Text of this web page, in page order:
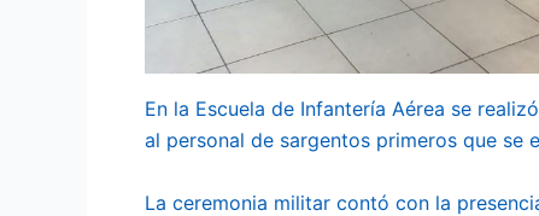
En la Escuela de Infantería Aérea se
al personal de sargentos primeros que se
La ceremonia militar contó con la